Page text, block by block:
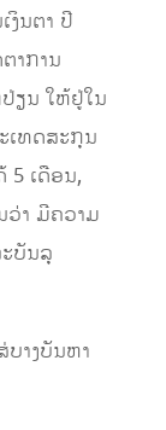
ນຕາ ປີ
າ​ການ​
ຽນ ​ໃຫ້​ຢູ່​ໃນ​
ເທດ​ສະກຸນ​
5 ​ເດືອນ,
ວ່າ ມີຄວາມ
ບັນລຸ
າງບັນຫາ